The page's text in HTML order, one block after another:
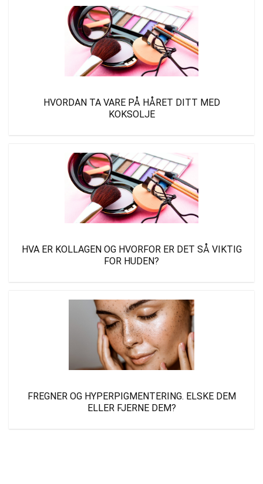
HVORDAN TA VARE PÅ HÅRET DITT MED
KOKSOLJE
HVA ER KOLLAGEN OG HVORFOR ER DET SÅ VIKTIG
FOR HUDEN?
FREGNER OG HYPERPIGMENTERING. ELSKE DEM
ELLER FJERNE DEM?